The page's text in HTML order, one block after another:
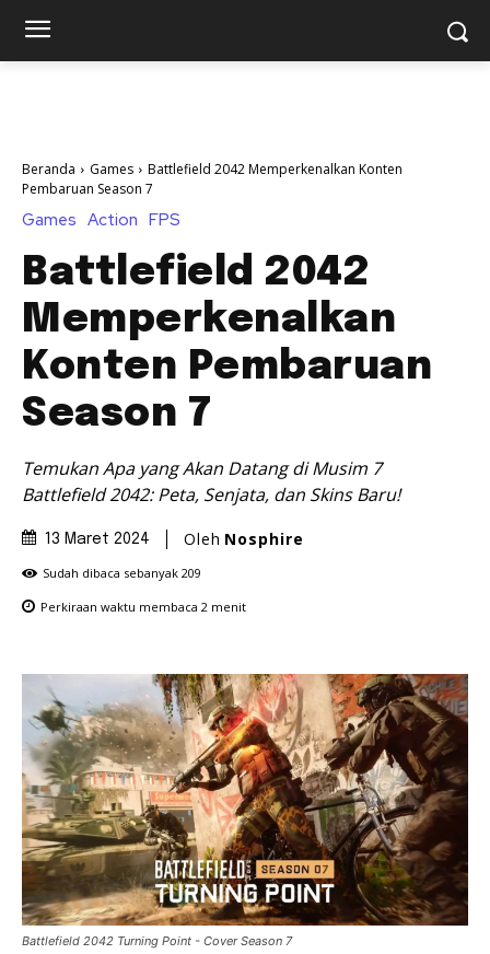
Beranda Games
Battlefield 2042 Memperkenalkan Konten
Pembaruan Season 7
Games Action FPS
Battlefield 2042
Memperkenalkan
Konten Pembaruan
Season 7
Temukan Apa yang Akan Datang di Musim 7
Battlefield 2042: Peta, Senjata, dan Skins Baru!
13 Maret 2024 Oleh Nosphire
Sudah dibaca sebanyak 209
Perkiraan waktu membaca 2 menit
Battlefield 2042 Turning Point - Cover Season 7